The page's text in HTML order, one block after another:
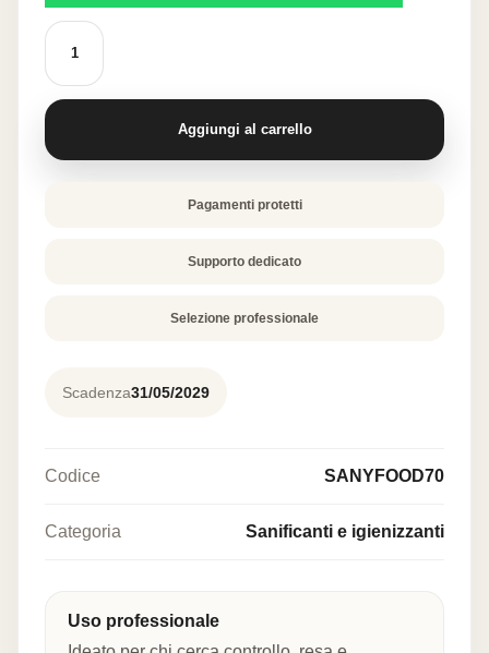
SANY
FOOD70
1
LITRO
quantità
Aggiungi al carrello
Pagamenti protetti
Supporto dedicato
Selezione professionale
Scadenza31/05/2029
Codice SANYFOOD70
Categoria Sanificanti e igienizzanti
Uso professionale